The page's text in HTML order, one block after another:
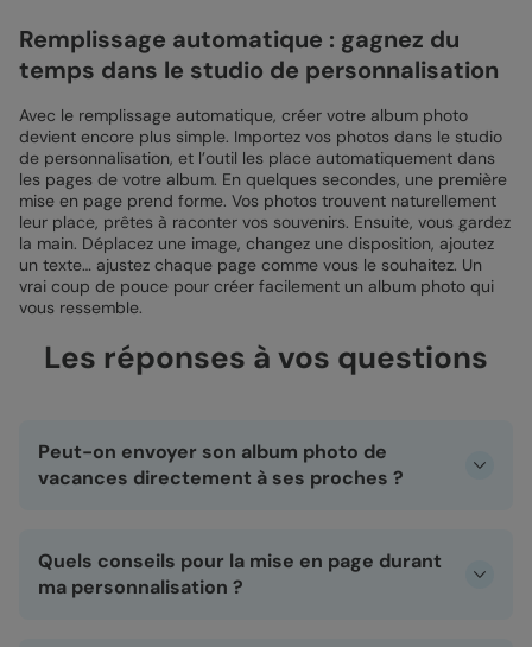
Remplissage automatique : gagnez du
temps dans le studio de personnalisation
Avec le remplissage automatique, créer votre album photo
devient encore plus simple. Importez vos photos dans le studio
de personnalisation, et l’outil les place automatiquement dans
les pages de votre album. En quelques secondes, une première
mise en page prend forme. Vos photos trouvent naturellement
leur place, prêtes à raconter vos souvenirs. Ensuite, vous gardez
la main. Déplacez une image, changez une disposition, ajoutez
un texte… ajustez chaque page comme vous le souhaitez. Un
vrai coup de pouce pour créer facilement un album photo qui
vous ressemble.
Les réponses à vos questions
Peut-on envoyer son album photo de
vacances directement à ses proches ?
reçoivent un cadeau souvenir prêt à offrir, rempli de vos
plus beaux voyages.
Quels conseils pour la mise en page durant
ma personnalisation ?